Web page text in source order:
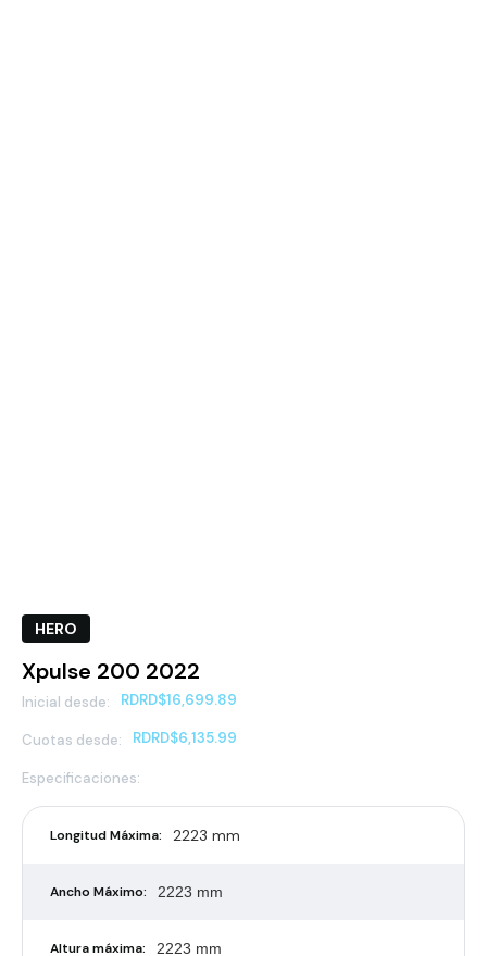
HERO
Xpulse 200 2022
Inicial desde: RDRD$16,699.89
Cuotas desde: RDRD$6,135.99
Especificaciones:
Longitud Máxima: 2223 mm
Ancho Máximo: 2223 mm
Altura máxima: 2223 mm